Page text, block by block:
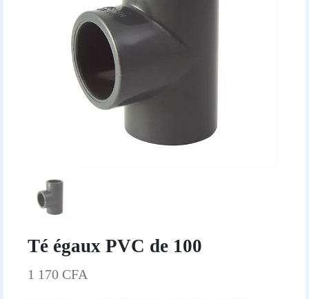
Té égaux PVC de 100
1 170 CFA